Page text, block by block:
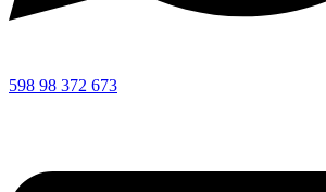
598 98 372 673